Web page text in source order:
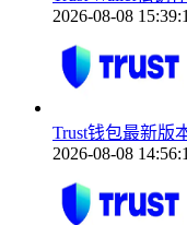
2026-08-08
Trust钱包最新版
2026-08-08